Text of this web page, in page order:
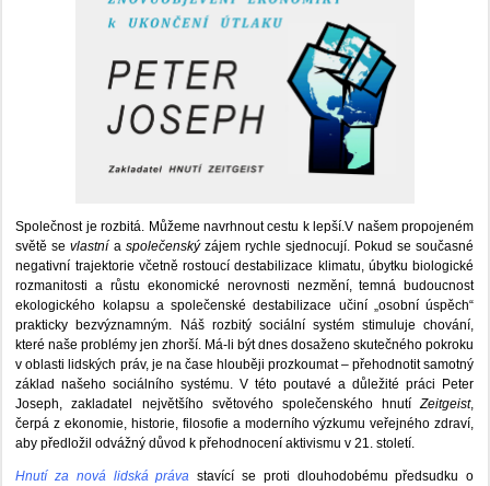
Společnost je rozbitá. Můžeme navrhnout cestu k lepší.V našem propojeném
světě sevlastní a společenskýzájem rychle sjednocují. Pokud se současné
negativní trajektorie včetně rostoucí destabilizace klimatu, úbytku biologické
rozmanitosti a růstu ekonomické nerovnosti nezmění, temná budoucnost
ekologického kolapsu a společenské destabilizace učiní „osobní úspěch“
prakticky bezvýznamným. Náš rozbitý sociální systém stimuluje chování,
které naše problémy jen zhorší. Má-li být dnes dosaženo skutečného pokroku
v oblasti lidských práv, je na čase hlouběji prozkoumat – přehodnotit samotný
základ našeho sociálního systému. V této poutavé a důležité práci Peter
Joseph, zakladatel největšího světového společenského hnutíZeitgeist,
čerpá z ekonomie, historie, filosofie a moderního výzkumu veřejného zdraví,
aby předložil odvážný důvod k přehodnocení aktivismu v 21. století.
Hnutí za nová lidská práva stavící se proti dlouhodobému předsudku o